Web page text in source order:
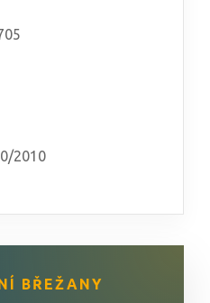
2010
BŘEŽANY